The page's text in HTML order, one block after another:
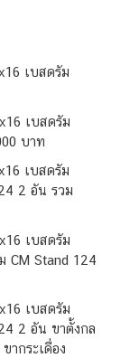
เบสดรัม
เบสดรัม
บาท
เบสดรัม
2 อัน รวม
เบสดรัม
CM Stand 124
เบสดรัม
2 อัน ขาตั้งกล
ากระเดื่อง